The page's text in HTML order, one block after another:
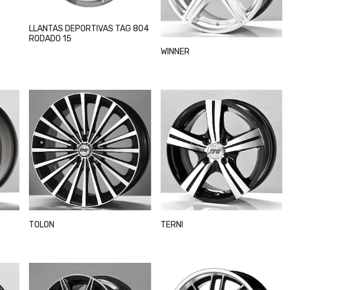
LLANTAS DEPORTIVAS TAG 804
RODADO 15
WINNER
TOLON TERNI